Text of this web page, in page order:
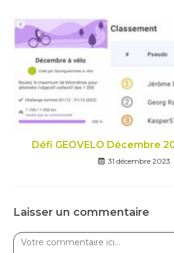
Défi GEOVELO Décembre
31 décembre 2023
Laisser un commentaire
Comment